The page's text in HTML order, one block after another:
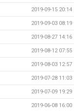
2019-09-15 20:14
2019-09-03 08:19
2019-08-27 14:16
2019-08-12 07:55
2019-08-03 12:57
2019-07-28 11:03
2019-07-09 19:29
2019-06-08 16:00